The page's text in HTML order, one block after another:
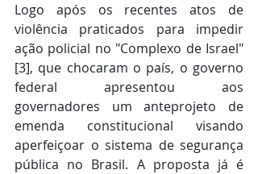
Logo após os recentes atos de
violência praticados para impedir
ação policial no "Complexo de Israel"
[3], que chocaram o país, o governo
federal apresentou aos
governadores um anteprojeto de
emenda constitucional visando
aperfeiçoar o sistema de segurança
pública no Brasil. A proposta já é